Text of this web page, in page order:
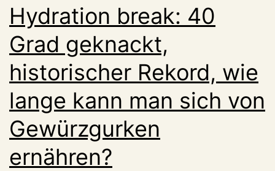
Hydration break: 40
Grad geknackt,
historischer Rekord, wie
lange kann man sich von
Gewürzgurken
ernähren?